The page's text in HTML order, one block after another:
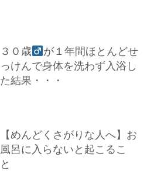
３０歳
が１年間ほとんどせ
っけんで身体を洗わず入浴し
た結果・・・
【めんどくさがりな人へ】お
風呂に入らないと起こるこ
と